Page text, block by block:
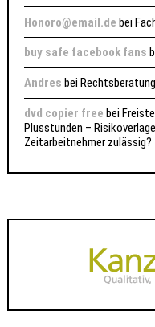
Honoro@email.de bei
buy safe facebook fans
Andres beiRechtsberatung
dvd copier free bei
Plusstunden –
Zeitarbeitnehmer zulässig?